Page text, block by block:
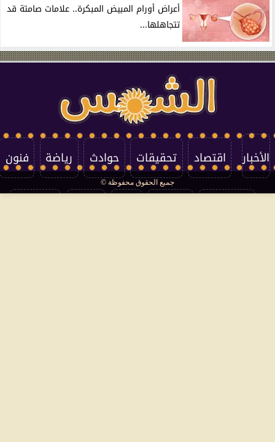
أعراض أورام المبيض المبكرة.. علامات صامتة قد
تتجاهلها...
الأخبار اقتصاد تحقيقات حوادث رياضة فنون
جميع الحقوق محفوظة ©